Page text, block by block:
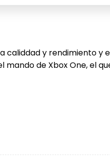
y rendimiento
de Xbox One, el